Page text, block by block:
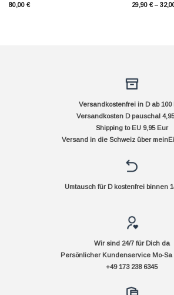
80,00 € 29,90 €–
Versandkostenfrei in D ab 100
Versandkosten D pauschal
Shipping to EU 9,95 Eur
Versand in die Schweiz über
Umtausch für D kostenfrei binnen
Wir sind 24/7 für Dich da
Persönlicher Kundenservice Mo-Sa
+49 173 238 6345